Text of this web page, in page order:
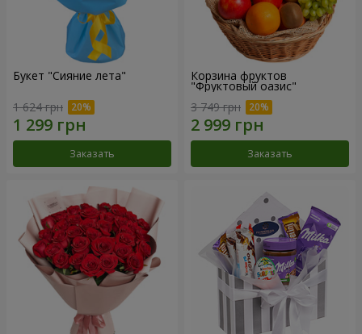
Букет "Сияние лета"
1 624 грн
Заказать
Корзина фруктов
"Фруктовый оазис"
3 749 грн
Заказать